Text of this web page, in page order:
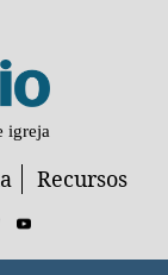
igreja
Recursos